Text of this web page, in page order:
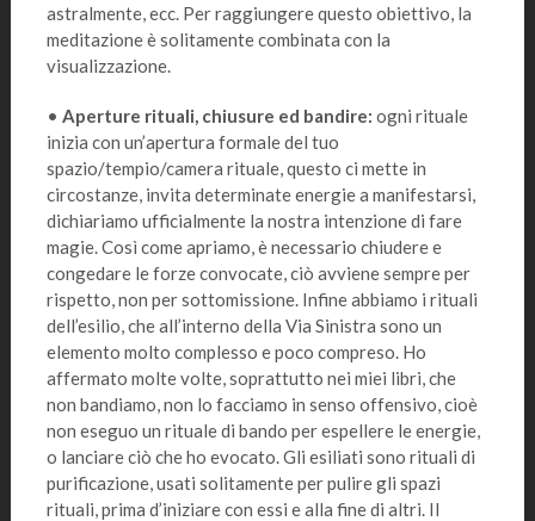
astralmente, ecc. Per raggiungere questo obiettivo, la
meditazione è solitamente combinata con la
visualizzazione.
• Aperture rituali, chiusure ed bandire: ogni rituale
inizia con un’apertura formale del tuo
spazio/tempio/camera rituale, questo ci mette in
circostanze, invita determinate energie a manifestarsi,
dichiariamo ufficialmente la nostra intenzione di fare
magie. Così come apriamo, è necessario chiudere e
congedare le forze convocate, ciò avviene sempre per
rispetto, non per sottomissione. Infine abbiamo i rituali
dell’esilio, che all’interno della Via Sinistra sono un
elemento molto complesso e poco compreso. Ho
affermato molte volte, soprattutto nei miei libri, che
non bandiamo, non lo facciamo in senso offensivo, cioè
non eseguo un rituale di bando per espellere le energie,
o lanciare ciò che ho evocato. Gli esiliati sono rituali di
purificazione, usati solitamente per pulire gli spazi
rituali, prima d’iniziare con essi e alla fine di altri. Il